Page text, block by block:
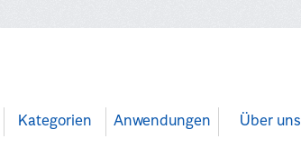
Kategorien Anwendungen Über uns